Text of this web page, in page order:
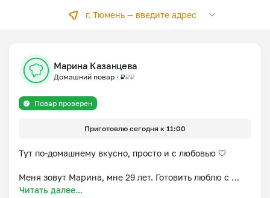
г. Тюмень — введите адрес
Марина Казанцева
Домашний повар · ₽₽₽
Повар проверен
Приготовлю сегодня к 11:00
Тут по-домашнему вкусно, просто и с любовью 🤍
Меня зовут Марина, мне 29 лет. Готовить люблю с
самого детства. Сейчас нахожусь в декрете, и хлопоты
Читать далее...